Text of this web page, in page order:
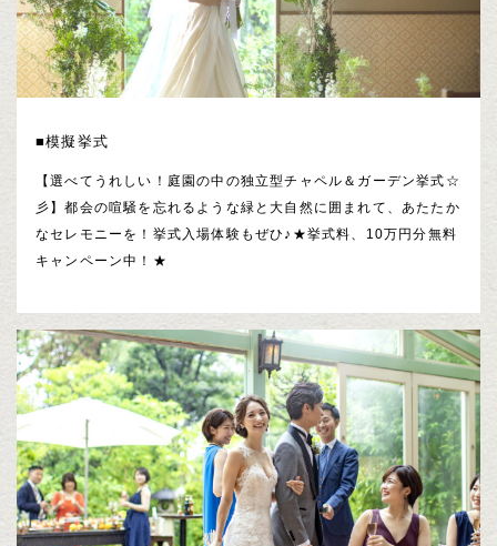
■模擬挙式
【選べてうれしい！庭園の中の独立型チャペル＆ガーデン挙式☆
彡】都会の喧騒を忘れるような緑と大自然に囲まれて、あたたか
なセレモニーを！挙式入場体験もぜひ♪★挙式料、10万円分無料
キャンペーン中！★